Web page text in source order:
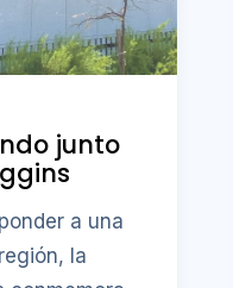
junto
a una
la